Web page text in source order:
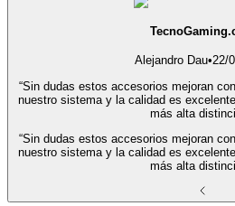
Alejandro Dau•22/
“Sin dudas estos accesorios mejoran
nuestro sistema y la calidad es
más alta
“Sin dudas estos accesorios mejoran
nuestro sistema y la calidad es
más alta